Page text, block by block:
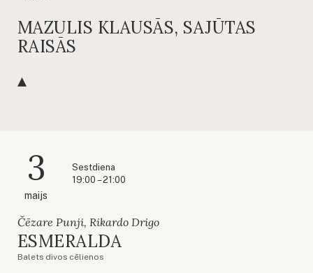
MAZULIS KLAUSĀS, SAJŪTAS
RAISĀS
3
maijs
Sestdiena
19:00 – 21:00
Čēzare Punji, Rikardo Drigo
ESMERALDA
Balets divos cēlienos